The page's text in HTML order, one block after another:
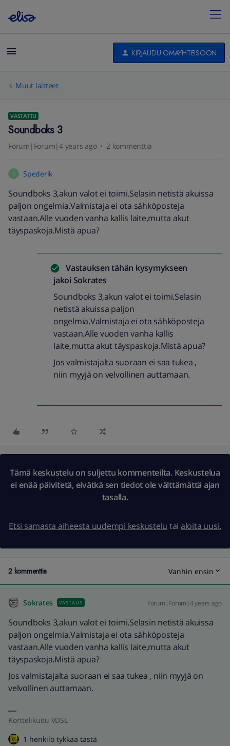
KIRJAUDU OMAYHTEISÖÖN
Muut laitteet
VASTATTU
Soundboks 3
Forum|Forum|4 years ago 2 kommenttia
S Spederik
Soundboks 3,akun valot ei toimi.Selasin netistä akuissa
paljon ongelmia.Valmistaja ei ota sähköposteja
vastaan.Alle vuoden vanha kallis laite,mutta akut
täyspaskoja.Mistä apua?
Vastauksen tähän kysymykseen
jakoi Sokrates
Soundboks 3,akun valot ei toimi.Selasin
netistä akuissa paljon
ongelmia.Valmistaja ei ota sähköposteja
vastaan.Alle vuoden vanha kallis
laite,mutta akut täyspaskoja.Mistä apua?
Jos valmistajalta suoraan ei saa tukea ,
niin myyjä on velvollinen auttamaan.
Tämä keskustelu on suljettu kommenteilta. Keskustelua
ei enää päivitetä, eivätkä sen tiedot ole välttämättä ajan
tasalla.
Etsi samasta aiheesta uudempi keskustelu tai aloita uusi.
2 kommenttia Vanhin ensin
Sokrates VASTAUS Forum|Forum|4 years ago
Soundboks 3,akun valot ei toimi.Selasin netistä akuissa
paljon ongelmia.Valmistaja ei ota sähköposteja
vastaan.Alle vuoden vanha kallis laite,mutta akut
täyspaskoja.Mistä apua?
Jos valmistajalta suoraan ei saa tukea , niin myyjä on
velvollinen auttamaan.
Korttelikuitu VDSL
1 henkilö tykkää tästä